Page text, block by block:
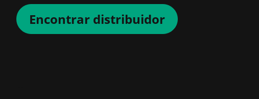
Encontrar distribuidor